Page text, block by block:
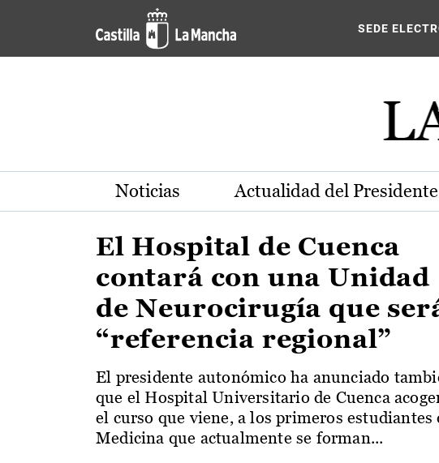
Pasar al contenido principal
Actualidad de la región de SEDE
Noticias Actualidad del Presidente
El Hospital de Cuenca
contará con una Unidad
de Neurocirugía que
“referencia regional”
El presidente autonómico ha anunciado
que el Hospital Universitario de Cuenca
el curso que viene, a los primeros estudiantes
Medicina que actualmente se forman...